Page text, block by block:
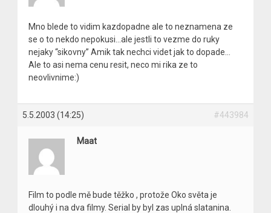
Mno blede to vidim kazdopadne ale to neznamena ze
se o to nekdo nepokusi…ale jestli to vezme do ruky
nejaky “sikovny” Amik tak nechci videt jak to dopade…
Ale to asi nema cenu resit, neco mi rika ze to
neovlivnime:)
5.5.2003 (14:25) #443984
Maat
Film to podle mě bude těžko , protože Oko světa je
dlouhý i na dva filmy. Serial by byl zas uplná slatanina.